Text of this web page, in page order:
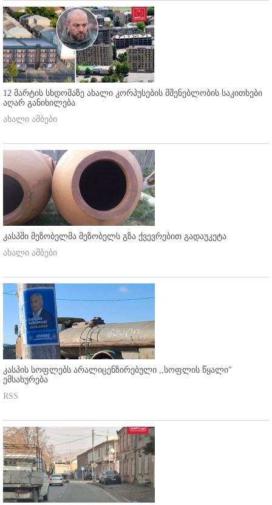
12 მარტის სხდომაზე ახალი კორპუსების მშენებლობის საკითხები
აღარ განიხილება
ახალი ამბები
კასპში მეზობელმა მეზობელს გზა ქვევრებით გადაუკეტა
ახალი ამბები
კასპის სოფლებს არალიცენზირებული ,,სოფლის წყალი"
ემსახურება
RSS